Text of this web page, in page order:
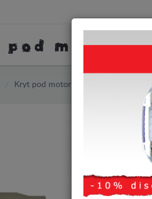
Kryt pod motor Dacia Duster III